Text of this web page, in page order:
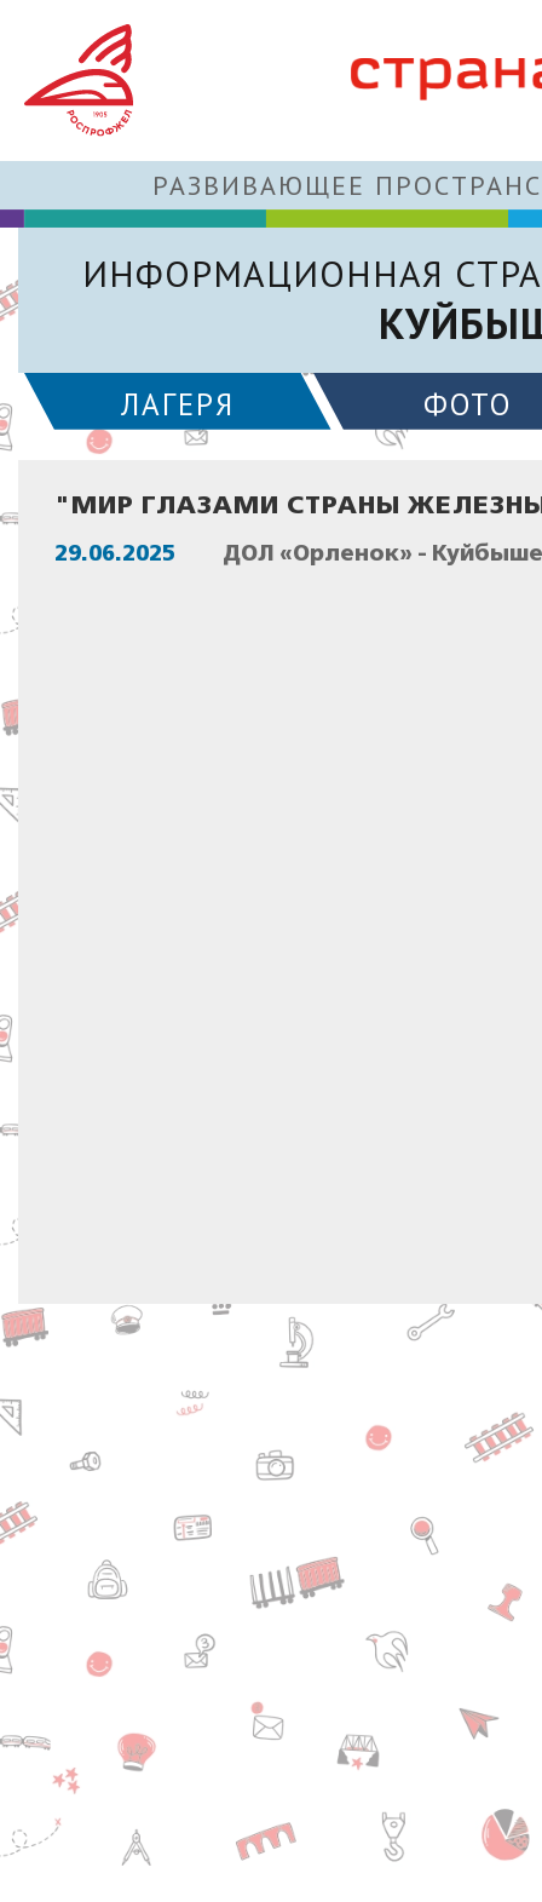
РАЗВИВАЮЩЕЕ
ИНФОРМАЦИОННАЯ
ЛАГЕРЯ ФОТО
"МИР ГЛАЗАМИ СТРАНЫ
29.06.2025 ДОЛ «Орленок» -